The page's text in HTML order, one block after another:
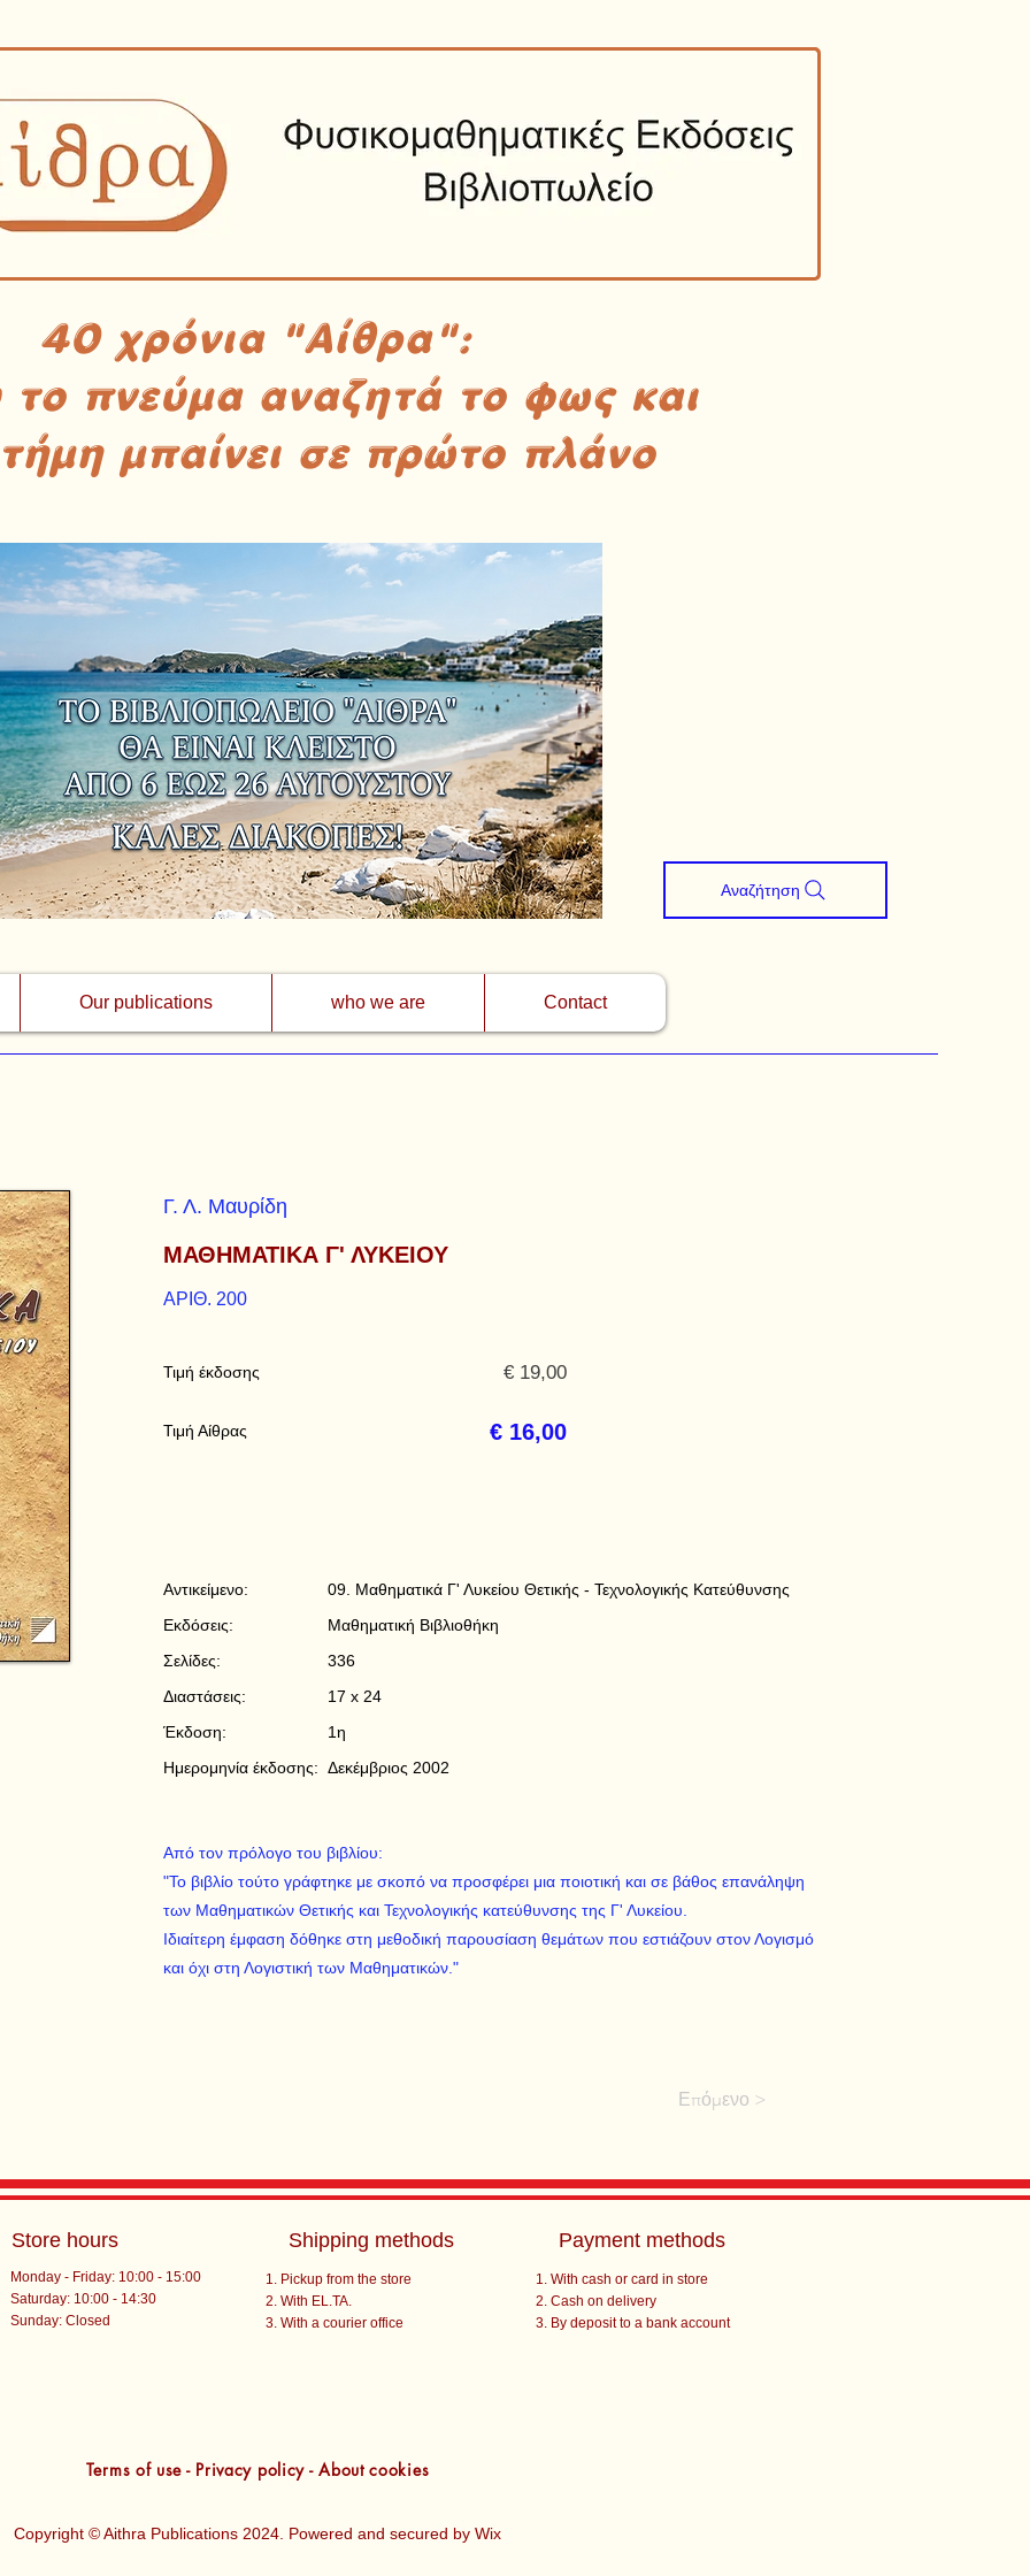
40 χρόνια "Αίθρα":
το πνεύμα αναζητά το φως και
μπαίνει σε πρώτο πλάνο
Our publications who we are Contact
Αναζήτηση
Γ. Λ. Μαυρίδη
ΜΑΘΗΜΑΤΙΚΑ Γ' ΛΥΚΕΙΟΥ
ΑΡΙΘ. 200
Τιμή έκδοσης
Τιμή Αίθρας
€ 19,00
€ 16,00
Αντικείμενο:
09. Μαθηματικά Γ' Λυκείου Θετικής - Τεχνολογικής Κατεύθυνσης
Εκδόσεις:
Μαθηματική Βιβλιοθήκη
Σελίδες:
336
Διαστάσεις:
17 x 24
Έκδοση:
1η
Ημερομηνία έκδοσης: Δεκέμβριος 2002
Από τον πρόλογο του βιβλίου:
"Το βιβλίο τούτο γράφτηκε με σκοπό να προσφέρει μια ποιοτική και σε βάθος επανάληψη
των Μαθηματικών Θετικής και Τεχνολογικής κατεύθυνσης της Γ' Λυκείου.
Ιδιαίτερη έμφαση δόθηκε στη μεθοδική παρουσίαση θεμάτων που εστιάζουν στον Λογισμό
και όχι στη Λογιστική των Μαθηματικών."
Επόμενο >
Store hours
Monday - Friday: 10:00 - 15:00
Saturday: 10:00 - 14:30
​Sunday: Closed
Shipping methods
Pickup from the store
With EL.TA.
With a courier office
Payment methods
With cash or card in store
Cash on delivery
By deposit to a bank account
Terms of use - Privacy policy - About cookies
Copyright © Aithra Publications 2024. Powered and secured by Wix